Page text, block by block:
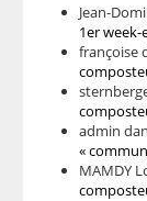
Jean-
1er week-
françoise
admin
«
MAMDY